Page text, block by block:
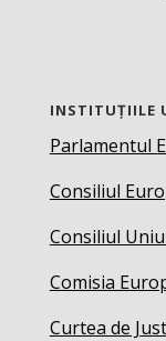
INSTITUȚIILE
Parlamentul
Consiliul
Consiliul
Comisia
Curtea de